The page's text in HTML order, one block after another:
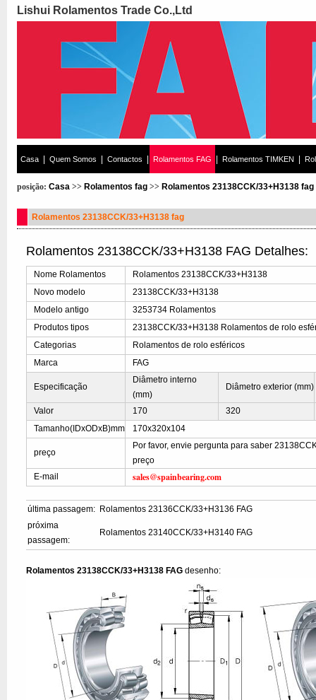
Lishui Rolamentos Trade Co.,Ltd
Casa Quem Somos Contactos Rolamentos FAG Rolamentos TIMKEN
posição: Casa >> Rolamentos fag >> Rolamentos 23138CCK/33+H3138 fag
Rolamentos 23138CCK/33+H3138 fag
Rolamentos 23138CCK/33+H3138 FAG Detalhes:
Nome Rolamentos
Rolamentos 23138CCK/33+H3138
Novo modelo
23138CCK/33+H3138
Modelo antigo
3253734 Rolamentos
Produtos tipos
23138CCK/33+H3138 Rolamentos de rolo
Categorias
Rolamentos de rolo esféricos
Marca
FAG
Especificação
Diâmetro interno
(mm)
Diâmetro exterior (mm)
Valor 170
320
Tamanho(IDxODxB)mm
170x320x104
preço
Por favor, envie pergunta para saber
preço
E-mail
sales@spainbearing.com
última passagem: Rolamentos 23136CCK/33+H3136 FAG
próxima
passagem:
Rolamentos 23140CCK/33+H3140 FAG
Rolamentos 23138CCK/33+H3138 FAG desenho: